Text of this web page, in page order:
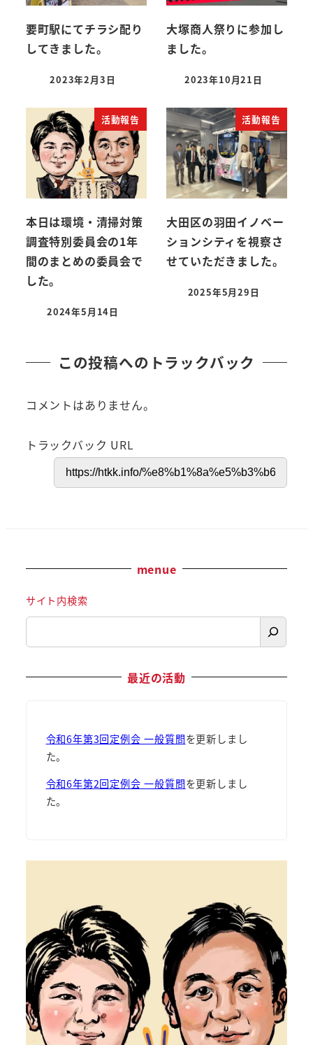
要町駅にてチラシ配り
してきました。
投稿日
2023年2月3日
大塚商人祭りに参加し
ました。
投稿日
2023年10月21日
活動報告
本日は環境・清掃対策
調査特別委員会の1年
間のまとめの委員会で
した。
投稿日
2024年5月14日
活動報告
大田区の羽田イノベー
ションシティを視察さ
せていただきました。
投稿日
2025年5月29日
この投稿へのトラックバック
コメントはありません。
トラックバック URL
menue
サイト内検索
最近の活動
令和6年第3回定例会 一般質問を更新しまし
た。
令和6年第2回定例会 一般質問を更新しまし
た。